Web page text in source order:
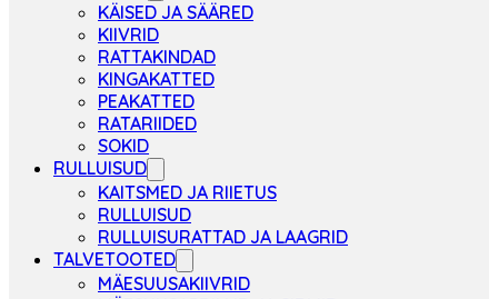
KÄISED JA SÄÄRED
KIIVRID
RATTAKINDAD
KINGAKATTED
PEAKATTED
RATARIIDED
SOKID
RULLUISUD
KAITSMED JA RIIETUS
RULLUISUD
RULLUISURATTAD JA LAAGRID
TALVETOOTED
MÄESUUSAKIIVRID